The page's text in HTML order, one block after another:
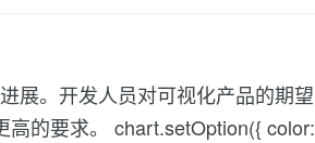
展。开发人员对可视化产品的期望
的要求。 chart.setOption({ color: